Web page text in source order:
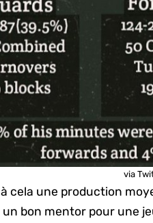
via
cela une production
bon mentor pour une